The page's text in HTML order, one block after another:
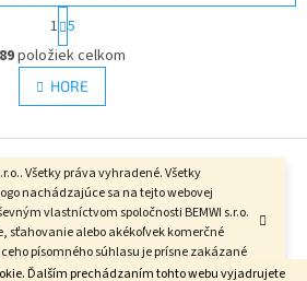
Ďalším prechádzaním tohto webu vyjadrujete
Všetky práva vyhradené. Všetky
nachádzajúce sa na tejto webovej
vlastníctvom spoločnosti BEMWI s.r.o.
sťahovanie alebo akékoľvek komerčné
písomného súhlasu je prísne zakázané
O
v
l
á
c
i
e
p
r
v
t
r
á
n
k
v
a
n
i
e
1 5
89položiek celkom
HORE
Vytvoril Shoptet
. Všetky práva vyhradené.